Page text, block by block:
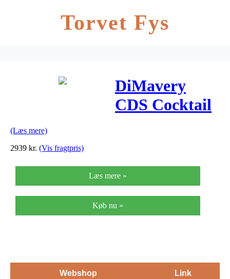
Torvet Fys
DiMavery
CDS Cocktail
(Læs mere)
2939 kr. (Vis fragtpris)
Læs mere »
Køb nu »
Webshop Link